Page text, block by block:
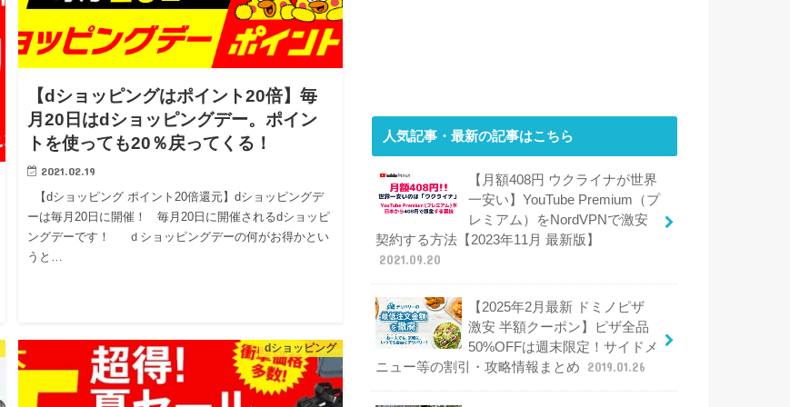
【dショッピングはポイント20倍】毎
月20日はdショッピングデー。ポイン
トを使っても20％戻ってくる！
2021.02.19
【dショッピング ポイント20倍還元】dショッピングデ
ーは毎月20日に開催！ 毎月20日に開催されるdショッピ
ングデーです！ ｄショッピングデーの何がお得かとい
うと…
dショッピング
人気記事・最新の記事はこちら
【月額408円 ウクライナが世界
一安い】YouTube Premium（プ
レミアム）をNordVPNで激安
契約する方法【2023年11月 最新版】
2021.09.20
【2025年2月最新 ドミノピザ
激安 半額クーポン】ピザ全品
50%OFFは週末限定！サイドメ
ニュー等の割引・攻略情報まとめ
2019.01.26